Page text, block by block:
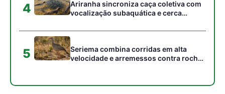
4
Ariranha sincroniza caça coletiva com
vocalização subaquática e cerca
5
Seriema combina corridas em alta
velocidade e arremessos contra rochas